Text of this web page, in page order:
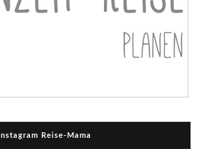
Instagram Reise-Mama